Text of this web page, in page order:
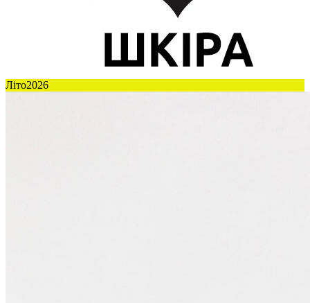
Літо2026